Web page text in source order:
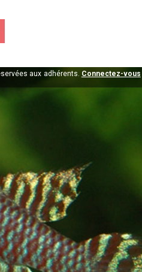
de la SKS 2026
de Septembre
France de SeptembreEn savoir +
aux adhérents. Connectez-vous